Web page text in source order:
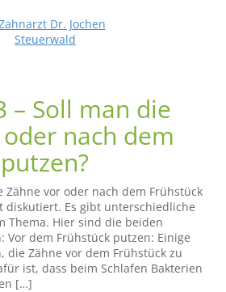
– Soll man die
nach dem
Zähne vor oder nach dem Frühstück
diskutiert. Es gibt unterschiedliche
Thema. Hier sind die beiden
Vor dem Frühstück putzen: Einige
die Zähne vor dem Frühstück zu
ist, dass beim Schlafen Bakterien
[…]